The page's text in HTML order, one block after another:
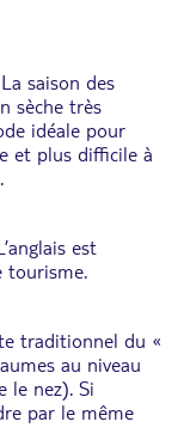
saison des
sèche très
idéale pour
et plus difficile à
est
tourisme.
traditionnel du «
au niveau
le nez). Si
par le même